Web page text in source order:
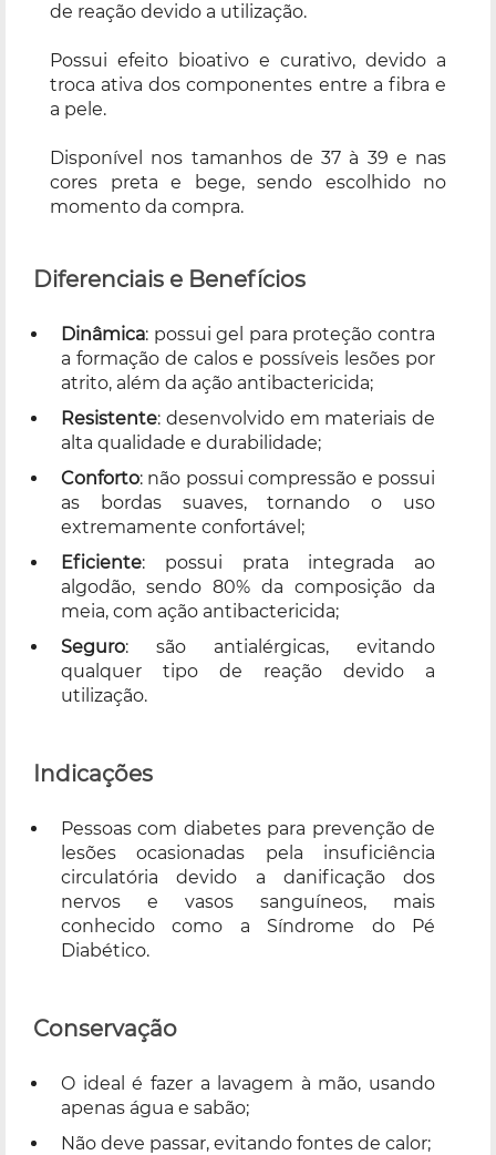
de reação devido a utilização.
Possui efeito bioativo e curativo, devido a
troca ativa dos componentes entre a fibra e
a pele.
Disponível nos tamanhos de 37 à 39 e nas
cores preta e bege, sendo escolhido no
momento da compra.
Diferenciais e Benefícios
Dinâmica: possui gel para proteção contra
a formação de calos e possíveis lesões por
atrito, além da ação antibactericida;
Resistente: desenvolvido em materiais de
alta qualidade e durabilidade;
Conforto: não possui compressão e possui
as bordas suaves, tornando o uso
extremamente confortável;
Eficiente: possui prata integrada ao
algodão, sendo 80% da composição da
meia, com ação antibactericida;
Seguro: são antialérgicas, evitando
qualquer tipo de reação devido a
utilização.
Indicações
Pessoas com diabetes para prevenção de
lesões ocasionadas pela insuficiência
circulatória devido a danificação dos
nervos e vasos sanguíneos, mais
conhecido como a Síndrome do Pé
Diabético.
Conservação
O ideal é fazer a lavagem à mão, usando
apenas água e sabão;
Não deve passar, evitando fontes de calor;